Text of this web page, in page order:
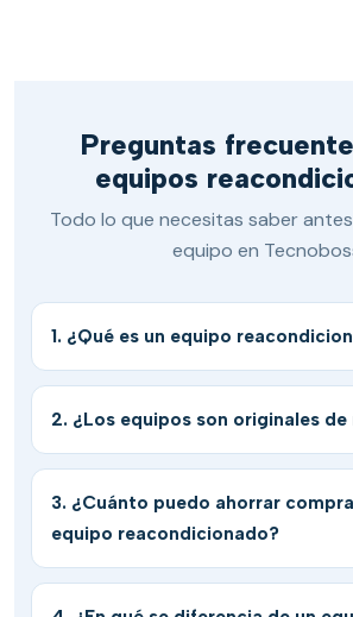
Preguntas
equipos
Todo lo que necesitas saber
equipo en
1. ¿Qué es un equipo
2. ¿Los equipos son originales de
3. ¿Cuánto puedo ahorrar
equipo reacondicionado?